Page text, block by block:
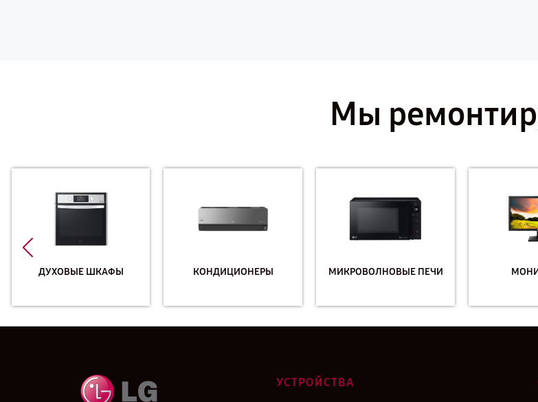
Мы
ДУХОВЫЕ ШКАФЫ КОНДИЦИОНЕРЫ МИКРОВОЛНОВЫЕ ПЕЧИ
УСТРОЙСТВА